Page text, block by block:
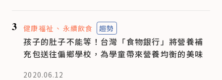
3 健康福祉 永續飲食 趨勢
孩子的肚子不能等！台灣「食物銀行」將營養補
充包送往偏鄉學校，為學童帶來營養均衡的美味
2020.06.12